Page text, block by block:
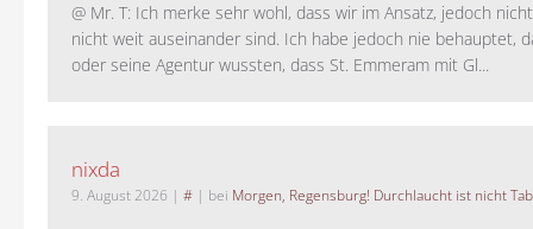
@ Mr. T: Ich merke sehr wohl, dass wir im Ansatz, jedoch
nicht weit auseinander sind. Ich habe jedoch nie behauptet,
oder seine Agentur wussten, dass St. Emmeram mit Gl...
nixda
9. August 2026 | # | bei Morgen, Regensburg! Durchlaucht ist nicht